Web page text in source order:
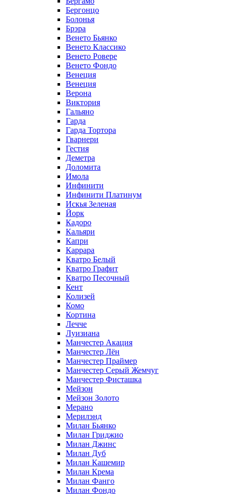
Бергонцо
Болонья
Брэра
Венето Бьянко
Венето Классико
Венето Ровере
Венето Фондо
Венеция
Венеция
Верона
Виктория
Гальяно
Гарда
Гарда Тортора
Гварнери
Гестия
Деметра
Доломита
Имола
Инфинити
Инфинити Платинум
Искья Зеленая
Йорк
Кадоро
Кальяри
Капри
Каррара
Кватро Белый
Кватро Графит
Кватро Песочный
Кент
Колизей
Комо
Кортина
Лечче
Луизиана
Манчестер Акация
Манчестер Лён
Манчестер Праймер
Манчестер Серый Жемчуг
Манчестер Фисташка
Мейзон
Мейзон Золото
Мерано
Мерилэнд
Милан Бьянко
Милан Гриджио
Милан Джинс
Милан Дуб
Милан Кашемир
Милан Крема
Милан Фанго
Милан Фондо